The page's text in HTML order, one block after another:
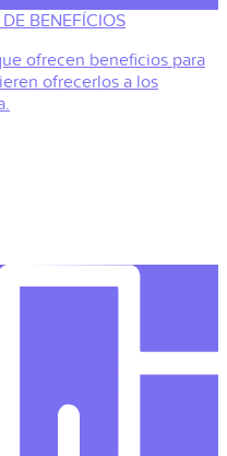
BENEFÍCIOS
ofrecen beneficios para
ofrecerlos a los